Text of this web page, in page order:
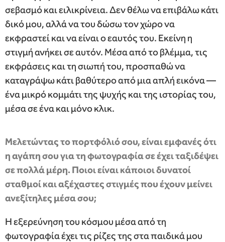
σεβασμό και ειλικρίνεια. Δεν θέλω να επιβάλω κάτι
δικό μου, αλλά να του δώσω τον χώρο να
εκφραστεί και να είναι ο εαυτός του. Εκείνη η
στιγμή ανήκει σε αυτόν. Μέσα από το βλέμμα, τις
εκφράσεις και τη σιωπή του, προσπαθώ να
καταγράψω κάτι βαθύτερο από μια απλή εικόνα —
ένα μικρό κομμάτι της ψυχής και της ιστορίας του,
μέσα σε ένα και μόνο κλικ.
⁠Μελετώντας το πορτφόλιό σου, είναι εμφανές ότι
η αγάπη σου για τη φωτογραφία σε έχει ταξιδέψει
σε πολλά μέρη. Ποιοι είναι κάποιοι δυνατοί
σταθμοί και αξέχαστες στιγμές που έχουν μείνει
ανεξίτηλες μέσα σου;
Η εξερεύνηση του κόσμου μέσα από τη
φωτογραφία έχει τις ρίζες της στα παιδικά μου